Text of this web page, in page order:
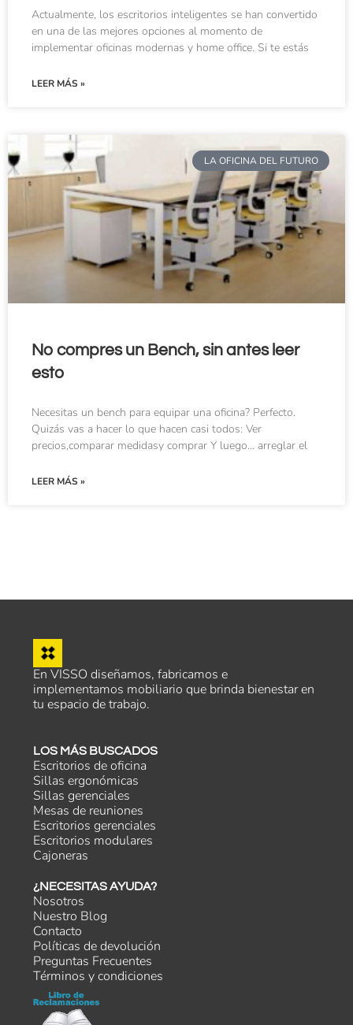
Actualmente, los escritorios inteligentes se han convertido
en una de las mejores opciones al momento de
implementar oficinas modernas y home office. Si te estás
LEER MÁS »
LA OFICINA DEL FUTURO
No compres un Bench, sin antes leer
esto
Necesitas un bench para equipar una oficina? Perfecto.
Quizás vas a hacer lo que hacen casi todos: Ver
precios,comparar medidasy comprar Y luego… arreglar el
LEER MÁS »
En VISSO diseñamos, fabricamos e
implementamos mobiliario que brinda bienestar en
tu espacio de trabajo.
LOS MÁS BUSCADOS
Escritorios de oficina
Sillas ergonómicas
Sillas gerenciales
Mesas de reuniones
Escritorios gerenciales
Escritorios modulares
Cajoneras
¿NECESITAS AYUDA?
Nosotros
Nuestro Blog
Contacto
Políticas de devolución
Preguntas Frecuentes
Términos y condiciones